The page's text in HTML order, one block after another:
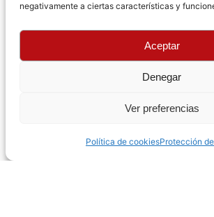
negativamente a ciertas características y
Aceptar
Denegar
Ver preferencias
Política de cookiesProtección
RECAMBIOS COLÓN